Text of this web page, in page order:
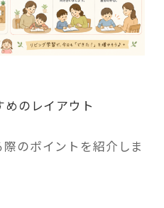
めのレイアウト
際のポイントを紹介しま